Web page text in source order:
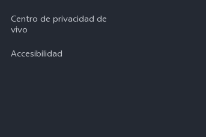
Centro de privacidad de
vivo
Accesibilidad